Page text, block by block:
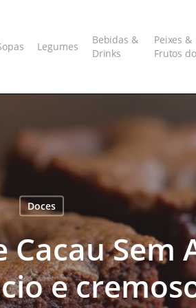
Legumes
Bebidas &
Drinks
Peixes &
Frutos
Doces
Sem
e